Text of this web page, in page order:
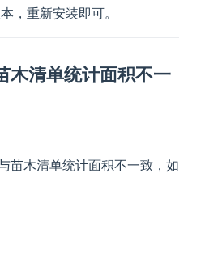
，重新安装即可。
木清单统计面积不一
苗木清单统计面积不一致，如